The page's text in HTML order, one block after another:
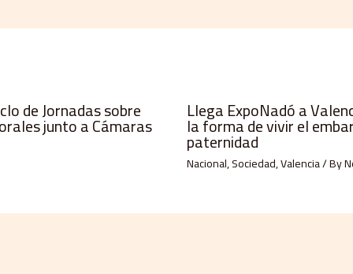
de Jornadas sobre
junto a Cámaras
Llega ExpoNadó a
la forma de vivir el
paternidad
Nacional,Sociedad,Valencia/ By